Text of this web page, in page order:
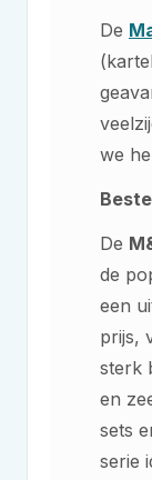
De
we
De
de
een
prijs,
sterk
en
sets
serie